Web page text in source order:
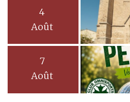
4
Août
7
Août